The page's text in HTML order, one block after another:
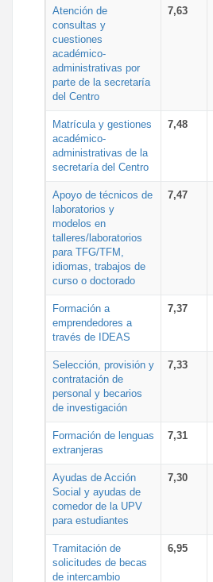
Atención de
consultas y
cuestiones
académico-
administrativas por
parte de la secretaría
del Centro
7,63
Matrícula y gestiones
académico-
administrativas de la
secretaría del Centro
7,48
Apoyo de técnicos de
laboratorios y
modelos en
talleres/laboratorios
para TFG/TFM,
idiomas, trabajos de
curso o doctorado
7,47
Formación a
emprendedores a
través de IDEAS
7,37
Selección, provisión y
contratación de
personal y becarios
de investigación
7,33
Formación de lenguas
extranjeras
7,31
Ayudas de Acción
Social y ayudas de
comedor de la UPV
para estudiantes
7,30
Tramitación de
solicitudes de becas
de intercambio
6,95